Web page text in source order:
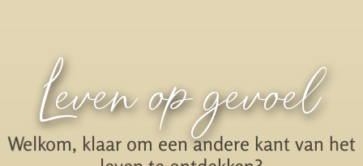
Leven op gevoel
Welkom, klaar om een andere kant van het